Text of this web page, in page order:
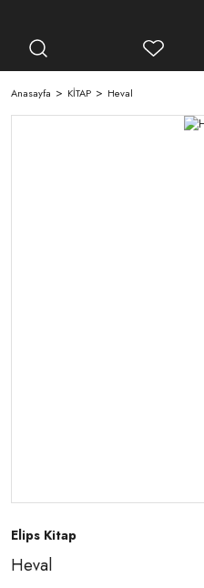
Anasayfa KİTAP Heval
Elips Kitap
Heval